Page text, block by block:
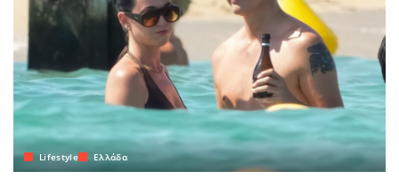
Lifestyle Ελλάδα